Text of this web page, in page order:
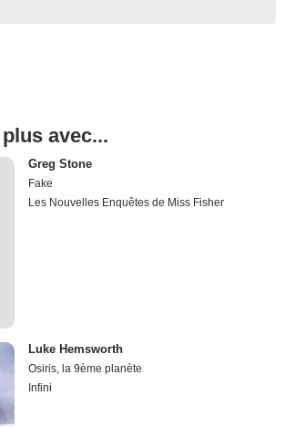
avec...
Greg Stone
Fake
Les Nouvelles Enquêtes de Miss Fisher
Luke Hemsworth
Osiris, la 9ème planète
Infini